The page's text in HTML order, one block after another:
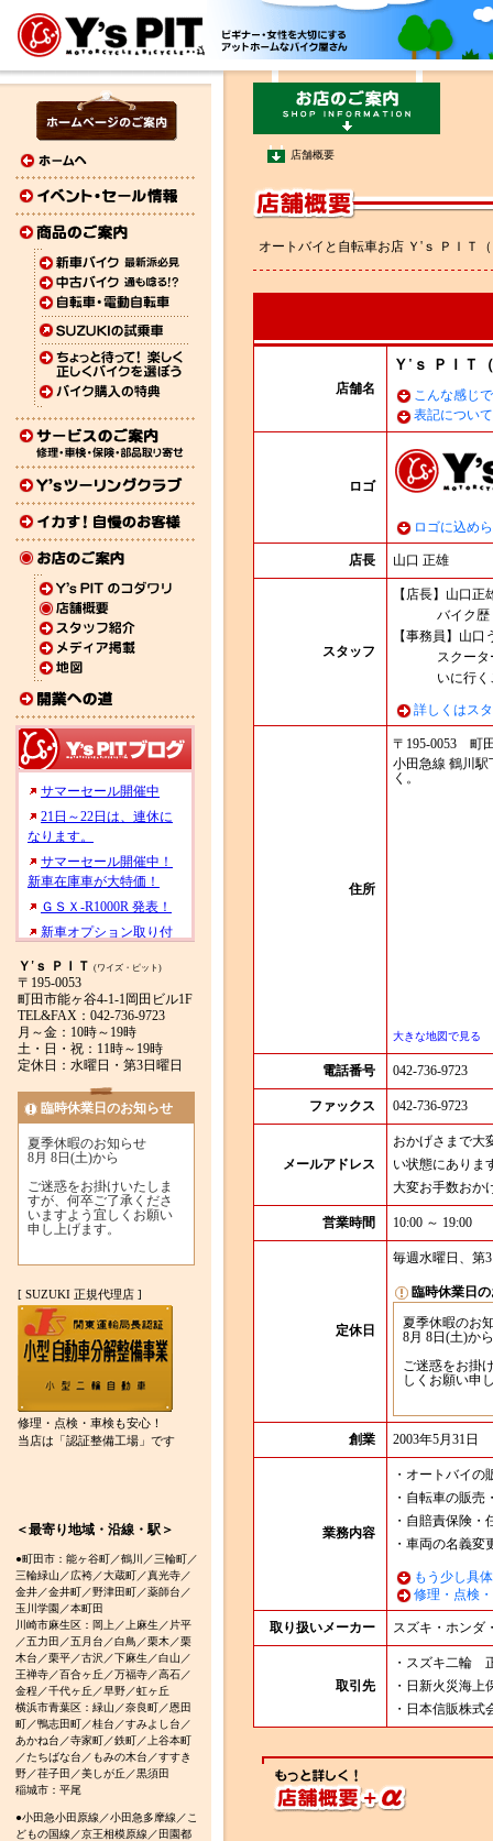
店舗概要
オートバイと自転車お店 Ｙ'ｓ ＰＩＴ
店舗名
Ｙ'ｓ ＰＩＴ
こんな感じ
表記につい
ロゴ
ロゴに込め
店長 山口 正雄
スタッフ
【店長】山口正
バイク歴
【事務員】山
スクー
いに行
詳しくはス
住所
〒195-0053 町
小田急線 鶴川
く。
大きな地図で見る
電話番号 042-736-9723
ファックス 042-736-9723
メールアドレス
おかげさまで大
い状態にありま
大変お手数おか
営業時間 10:00 ～ 19:00
定休日
毎週水曜日、第
臨時休業日
夏季休暇のお
8月 8日(土)から
ご迷惑をお掛
しくお願い申
創業 2003年5月31日
業務内容
・オートバイの
・自転車の販売
・自賠責保険
・車両の名義変
もう少し具
修理・点検
取り扱いメーカー スズキ・ホンダ
取引先
・スズキ二輪
・日新火災海上
・日本信
Ｙ'ｓ ＰＩＴ (ワイズ・ピット)
〒195-0053
町田市能ヶ谷4-1-1岡田ビル1F
TEL&FAX：042-736-9723
月～金：10時～19時
土・日・祝：11時～19時
定休日：水曜日・第3日曜日
臨時休業日のお知らせ
夏季休暇のお知らせ
8月 8日(土)から
ご迷惑をお掛けいたしま
すが、何卒ご了承くださ
いますよう宜しくお願い
申し上げます。
[ SUZUKI 正規代理店 ]
修理・点検・車検も安心！
当店は「認証整備工場」です
＜最寄り地域・沿線・駅＞
●町田市：能ヶ谷町／鶴川／三輪町／
三輪緑山／広袴／大蔵町／真光寺／
金井／金井町／野津田町／薬師台／
玉川学園／本町田
川崎市麻生区：岡上／上麻生／片平
／五力田／五月台／白鳥／栗木／栗
木台／栗平／古沢／下麻生／白山／
王禅寺／百合ヶ丘／万福寺／高石／
金程／千代ヶ丘／早野／虹ヶ丘
横浜市青葉区：緑山／奈良町／恩田
町／鴨志田町／桂台／すみよし台／
あかね台／寺家町／鉄町／上谷本町
／たちばな台／もみの木台／すすき
野／荏子田／美しが丘／黒須田
稲城市：平尾
●小田急小田原線／小田急多摩線／こ
どもの国線／京王相模原線／田園都